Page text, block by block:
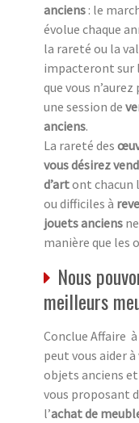
anciens : le
évolue chaque
la rareté ou la
impacteront sur
que vous
une session de
anciens.
La rareté des
vous désirez
d’artont chacun
ou difficiles à
jouets anciens
manière que les
Nous
meilleurs
Conclue Affaire
peut vous aider
objets anciens et
vous proposant
l’achat de